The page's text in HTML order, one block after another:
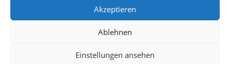
Akzeptieren
Ablehnen
Einstellungen ansehen